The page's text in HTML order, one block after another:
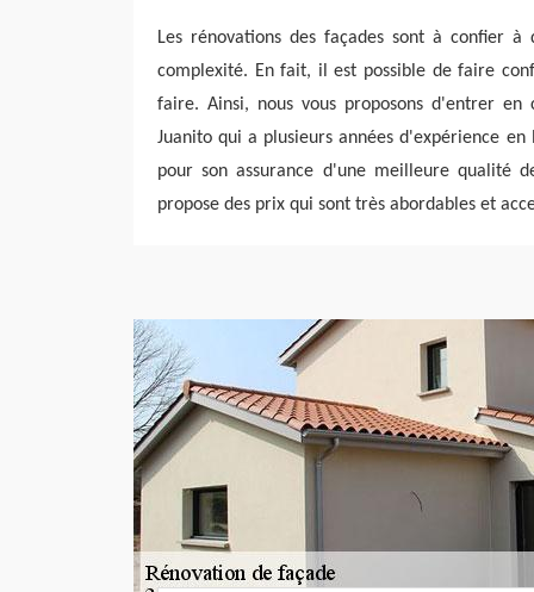
Les rénovations des façades sont à confier
complexité. En fait, il est possible de faire
faire. Ainsi, nous vous proposons d'entrer en
Juanito qui a plusieurs années d'expérience
pour son assurance d'une meilleure qualité
propose des prix qui sont très abordables et